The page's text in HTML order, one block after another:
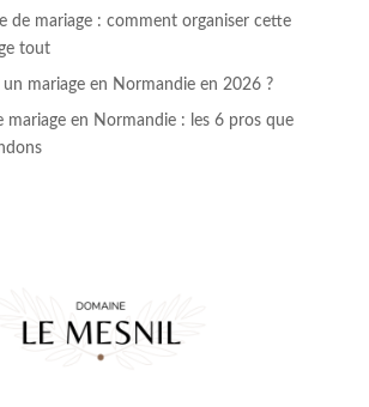
de mariage : comment organiser cette
tout
mariage en Normandie en 2026 ?
mariage en Normandie : les 6 pros que